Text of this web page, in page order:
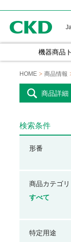
機器商品
HOME 商品情報
商品詳細
検索条件
形番
商品カテゴリ
すべて
特定用途